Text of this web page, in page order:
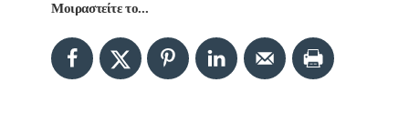
Μοιραστείτε το...